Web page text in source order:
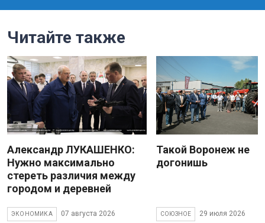
Читайте также
Александр ЛУКАШЕНКО:
Нужно максимально
стереть различия между
городом и деревней
ЭКОНОМИКА 07 августа 2026
Такой Воронеж не
догонишь
СОЮЗНОЕ 29 июля 2026